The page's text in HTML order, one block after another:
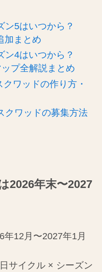
ン5はいつから？
加まとめ
ン4はいつから？
プ全解説まとめ
クワッドの作り方・
クワッドの募集方法
2026年末〜2027
年12月〜2027年1月
サイクル × シーズン